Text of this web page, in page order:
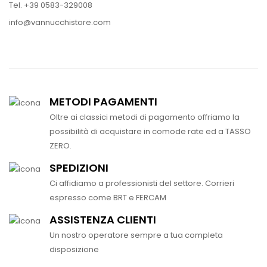
Tel. +39 0583-329008
info@vannucchistore.com
METODI PAGAMENTI
Oltre ai classici metodi di pagamento offriamo la
possibilità di acquistare in comode rate ed a TASSO
ZERO.
SPEDIZIONI
Ci affidiamo a professionisti del settore. Corrieri
espresso come BRT e FERCAM
ASSISTENZA CLIENTI
Un nostro operatore sempre a tua completa
disposizione